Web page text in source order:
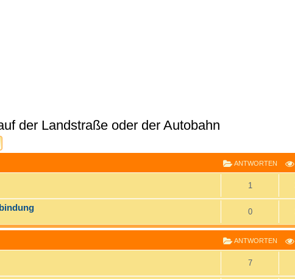
der Landstraße oder der Autobahn
SUCHE
ANTWORTEN
1
0
ANTWORTEN
7